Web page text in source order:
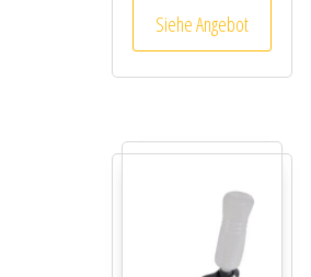
Siehe Angebot